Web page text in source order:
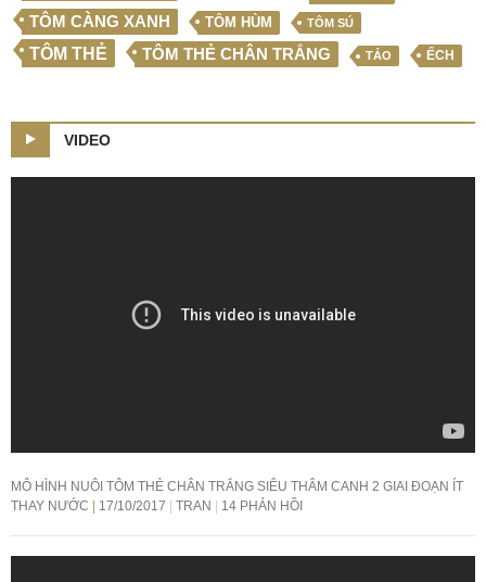
TÔM CÀNG XANH TÔM HÙM TÔM SÚ
TÔM THẺ TÔM THẺ CHÂN TRẮNG TẢO ẾCH
VIDEO
MÔ HÌNH NUÔI TÔM THẺ CHÂN TRẮNG SIÊU THÂM CANH 2 GIAI ĐOẠN ÍT
THAY NƯỚC
17/10/2017 TRAN 14 PHẢN HỒI